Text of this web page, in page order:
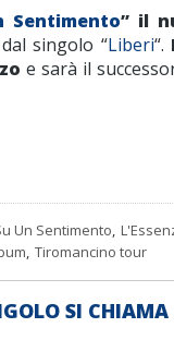
Sentimento” il
singolo “Liberi“.
e sarà il
Un Sentimento,
, Tiromancino tour
SI CHIAMA